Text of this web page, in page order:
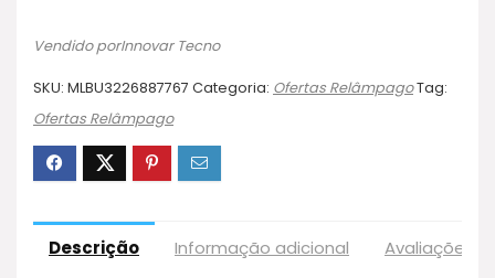
Vendido porInnovar Tecno
SKU: MLBU3226887767 Categoria: Ofertas RelâmpagoTag:
Ofertas Relâmpago
Descrição Informação adicional Avaliações